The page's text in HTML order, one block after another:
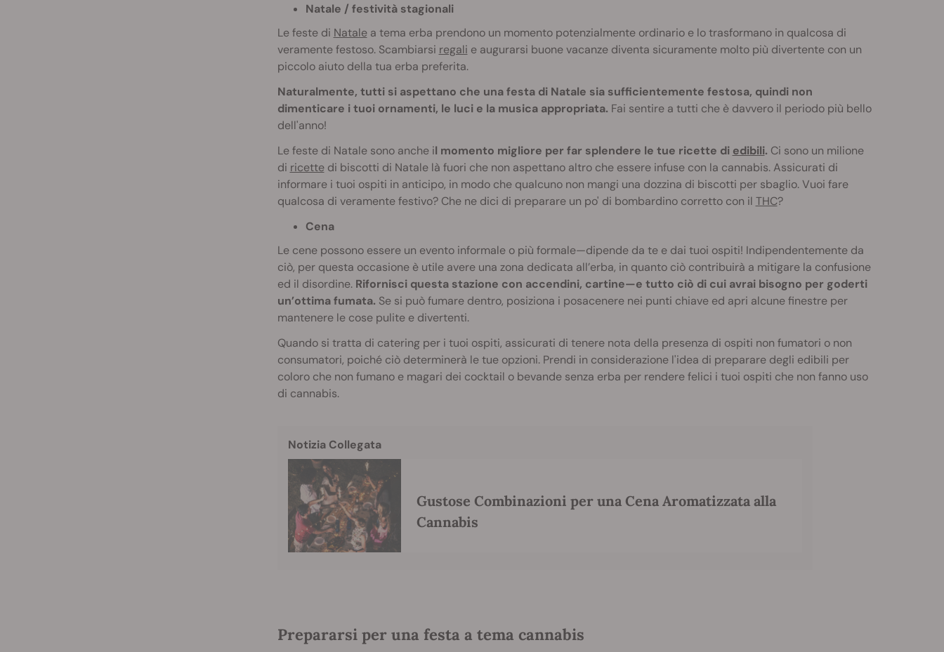
Natale / festività stagionali
Le feste di Natalea tema erba prendono un momento potenzialmente ordinario e lo trasformano in qualcosa di
veramente festoso. Scambiarsi regali e augurarsi buone vacanze diventa sicuramente molto più divertente con un
piccolo aiuto della tua erba preferita.
Naturalmente, tutti si aspettano che una festa di Natale sia sufficientemente festosa, quindi non
dimenticare i tuoi ornamenti, le luci e la musica appropriata. Fai sentire a tutti che è davvero il periodo più bello
dell'anno!
Le feste di Natale sono anche il momento migliore per far splendere le tue ricette di edibili. Ci sono un milione
di ricettedi biscotti di Natale là fuori che non aspettano altro che essere infuse con la cannabis. Assicurati di
informare i tuoi ospiti in anticipo, in modo che qualcuno non mangi una dozzina di biscotti per sbaglio. Vuoi fare
qualcosa di veramente festivo? Che ne dici di preparare un po' di bombardino corretto con il THC?
Cena
Le cene possono essere un evento informale o più formale—dipende da te e dai tuoi ospiti! Indipendentemente da
ciò, per questa occasione è utile avere una zona dedicata all’erba, in quanto ciò contribuirà a mitigare la confusione
ed il disordine. Rifornisci questa stazione con accendini, cartine—e tutto ciò di cui avrai bisogno per goderti
un’ottima fumata. Se si può fumare dentro, posiziona i posacenere nei punti chiave ed apri alcune finestre per
mantenere le cose pulite e divertenti.
Quando si tratta di catering per i tuoi ospiti, assicurati di tenere nota della presenza di ospiti non fumatori o non
consumatori, poiché ciò determinerà le tue opzioni. Prendi in considerazione l'idea di preparare degli edibili per
coloro che non fumano e magari dei cocktail o bevande senza erba per rendere felici i tuoi ospiti che non fanno uso
di cannabis.
Notizia Collegata
Gustose Combinazioni per una Cena Aromatizzata alla
Cannabis
Prepararsi per una festa a tema cannabis